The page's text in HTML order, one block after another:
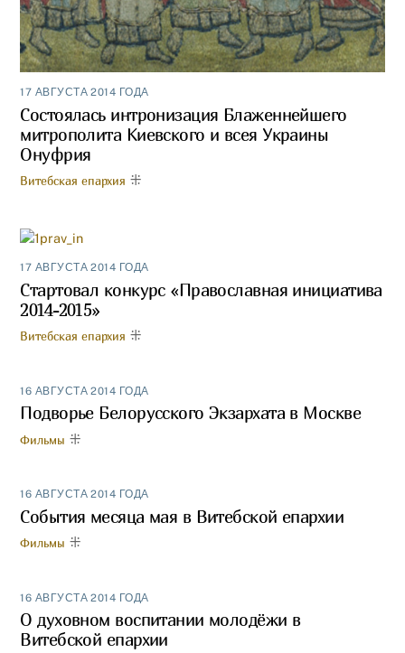
17 АВГУСТА 2014 ГОДА
Состоялась интронизация Блаженнейшего
митрополита Киевского и всея Украины
Онуфрия
Витебская епархия
17 АВГУСТА 2014 ГОДА
Стартовал конкурс «Православная инициатива
2014-2015»
Витебская епархия
16 АВГУСТА 2014 ГОДА
Подворье Белорусского Экзархата в Москве
Фильмы
16 АВГУСТА 2014 ГОДА
События месяца мая в Витебской епархии
Фильмы
16 АВГУСТА 2014 ГОДА
О духовном воспитании молодёжи в
Витебской епархии